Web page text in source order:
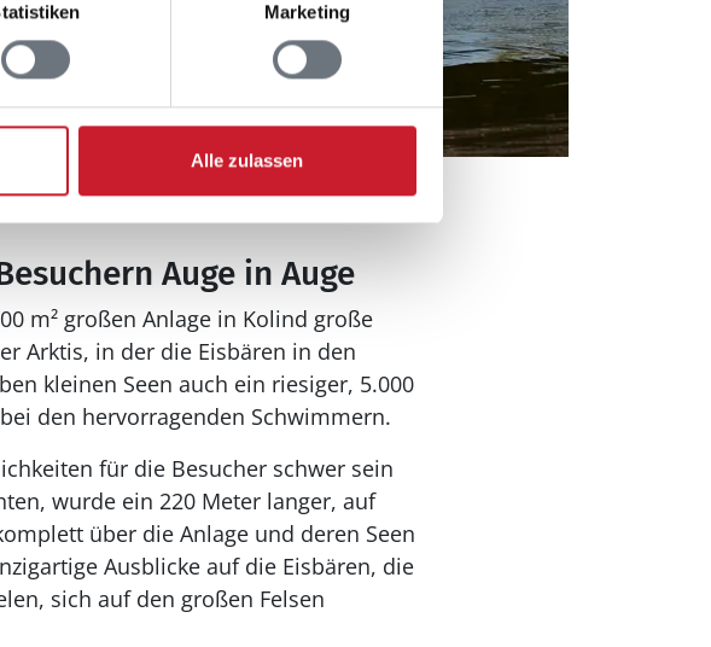
Marketing
Alle zulassen
Auge in Auge
m² großen Anlage in Kolind große
Arktis, in der die Eisbären in den
kleinen Seen auch ein riesiger, 5.000
den hervorragenden Schwimmern.
für die Besucher schwer sein
wurde ein 220 Meter langer, auf
über die Anlage und deren Seen
Ausblicke auf die Eisbären, die
sich auf den großen Felsen